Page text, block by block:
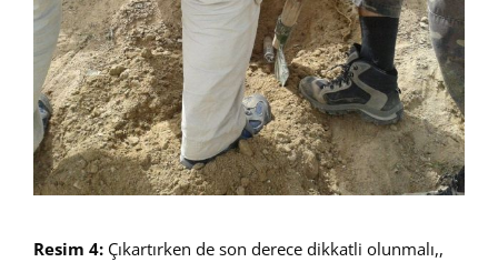
Resim 4: Çıkartırken de son derece dikkatli olunmalı,,